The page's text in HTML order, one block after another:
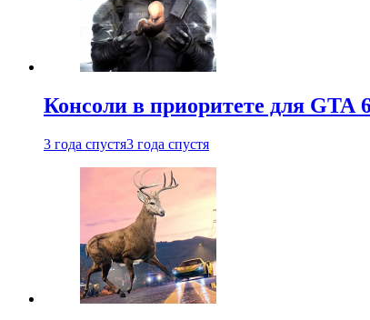
Консоли в приоритете для GTA
3 года спустя3 года спустя